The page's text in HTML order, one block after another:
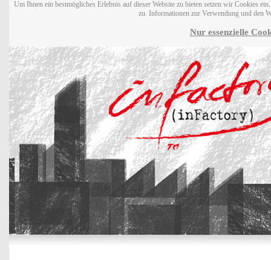
Um Ihnen ein bestmögliches Erlebnis auf dieser Website zu bieten setzen wir Cookies
zu. Informationen zur Verwendung und den
Nur essenzielle